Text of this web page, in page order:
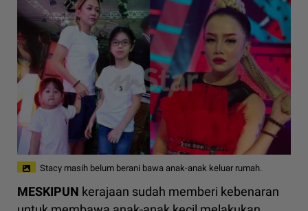
Stacy masih belum berani bawa anak-anak keluar rumah.
MESKIPUN kerajaan sudah memberi kebenaran